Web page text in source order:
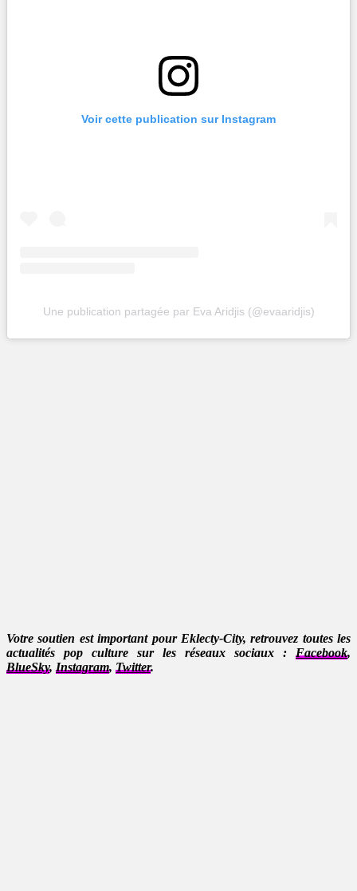
Voir cette publication sur Instagram
Une publication partagée par Eva Aridjis (@evaaridjis)
Votre soutien est important pour Eklecty-City, retrouvez toutes les
actualités pop culture sur les réseaux sociaux : Facebook,
BlueSky, Instagram, Twitter.